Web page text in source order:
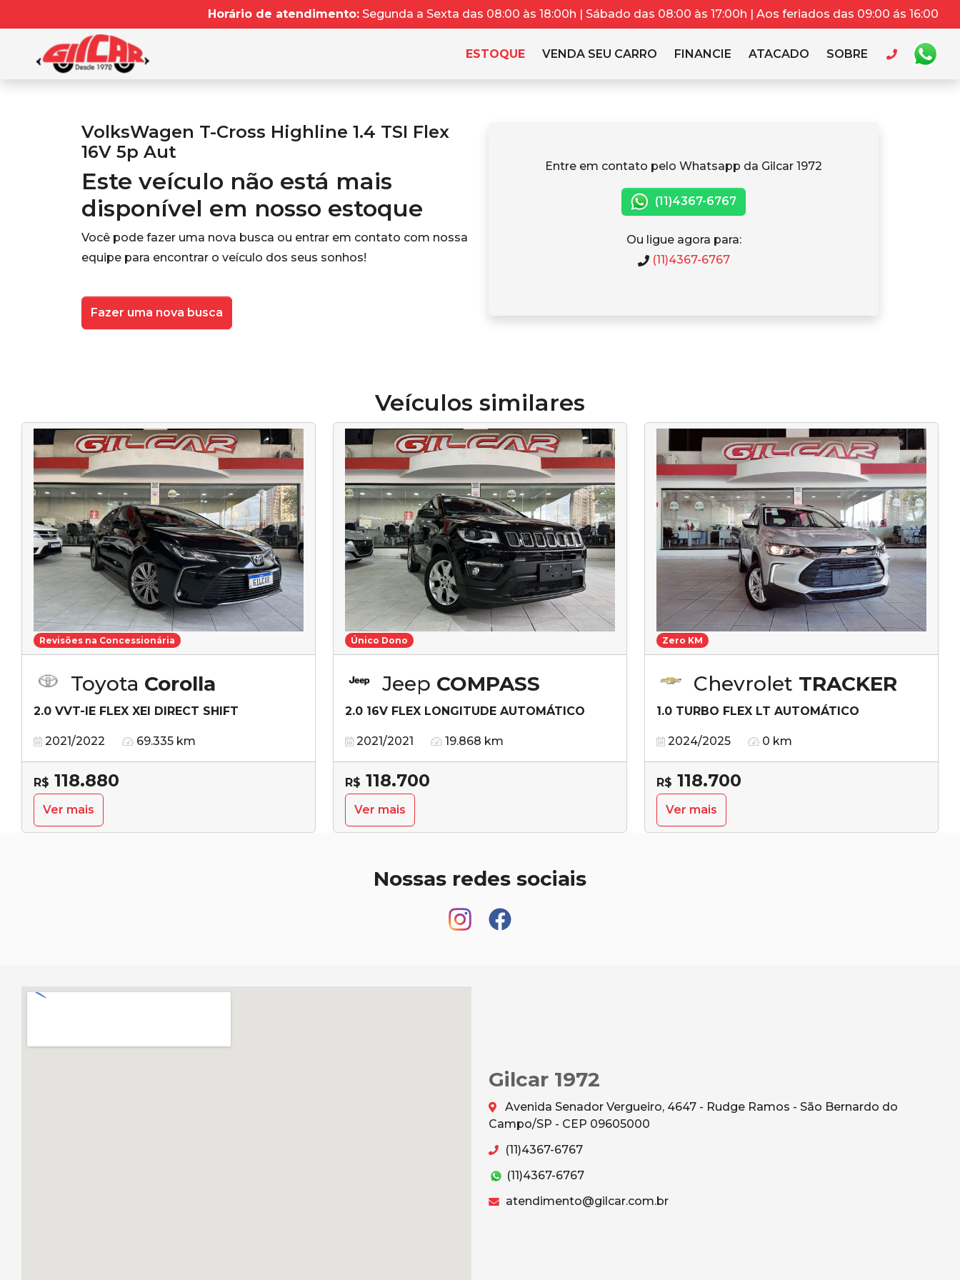
Horário de atendimento: Segunda a Sexta das 08:00 às 18:00h | Sábado das 08:00 às 17:00h | Aos feriados das 09:00 ás 16:00
ESTOQUE VENDA SEU CARRO FINANCIE ATACADO SOBRE
VolksWagen T-Cross Highline 1.4 TSI Flex
16V 5p Aut
Este veículo não está mais
disponível em nosso estoque
Você pode fazer uma nova busca ou entrar em contato com nossa
equipe para encontrar o veículo dos seus sonhos!
Fazer uma nova busca
Entre em contato pelo Whatsapp da Gilcar 1972
(11)4367-6767
Ou ligue agora para:
(11)4367-6767
Veículos similares
Revisões na Concessionária
Toyota Corolla
2.0 VVT-IE FLEX XEI DIRECT SHIFT
2021/2022 69.335 km
R$ 118.880
Ver mais
Único Dono
Jeep COMPASS
2.0 16V FLEX LONGITUDE AUTOMÁTICO
2021/2021 19.868 km
R$ 118.700
Ver mais
Zero KM
Chevrolet TRACKER
1.0 TURBO FLEX LT AUTOMÁTICO
2024/2025 0 km
R$ 118.700
Ver mais
Nossas redes sociais
Gilcar 1972
Avenida Senador Vergueiro, 4647 - Rudge Ramos - São Bernardo do
Campo/SP - CEP 09605000
(11)4367-6767
(11)4367-6767
atendimento@gilcar.com.br